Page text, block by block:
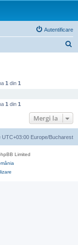
Autentificare
e
1 din 1
1 din 1
Mergi la
UTC+03:00 Europe/Bucharest
Limited